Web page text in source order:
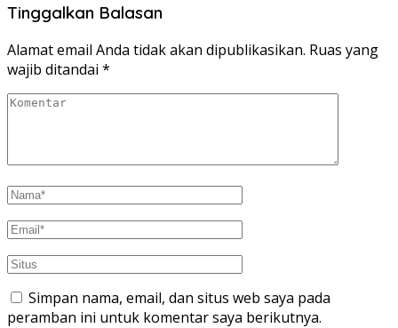
Tinggalkan Balasan
Alamat email Anda tidak akan dipublikasikan. Ruas yang
wajib ditandai *
Simpan nama, email, dan situs web saya pada
peramban ini untuk komentar saya berikutnya.